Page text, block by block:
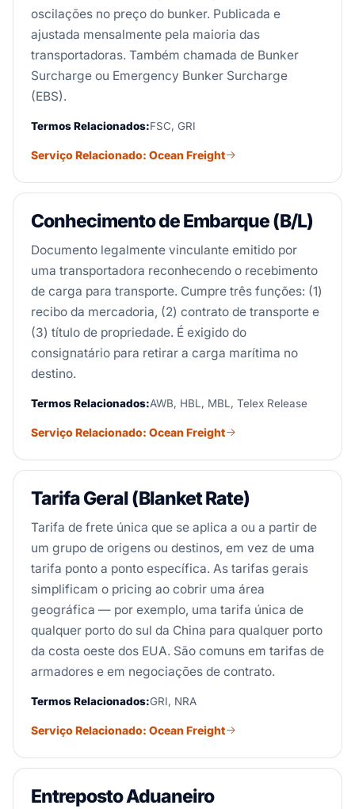
oscilações no preço do bunker. Publicada e
ajustada mensalmente pela maioria das
transportadoras. Também chamada de Bunker
Surcharge ou Emergency Bunker Surcharge
(EBS).
Termos Relacionados:FSC, GRI
Serviço Relacionado: Ocean Freight
Conhecimento de Embarque (B/L)
Documento legalmente vinculante emitido por
uma transportadora reconhecendo o recebimento
de carga para transporte. Cumpre três funções: (1)
recibo da mercadoria, (2) contrato de transporte e
(3) título de propriedade. É exigido do
consignatário para retirar a carga marítima no
destino.
Termos Relacionados:AWB, HBL, MBL, Telex Release
Serviço Relacionado: Ocean Freight
Tarifa Geral (Blanket Rate)
Tarifa de frete única que se aplica a ou a partir de
um grupo de origens ou destinos, em vez de uma
tarifa ponto a ponto específica. As tarifas gerais
simplificam o pricing ao cobrir uma área
geográfica — por exemplo, uma tarifa única de
qualquer porto do sul da China para qualquer porto
da costa oeste dos EUA. São comuns em tarifas de
armadores e em negociações de contrato.
Termos Relacionados:GRI, NRA
Serviço Relacionado: Ocean Freight
Entreposto Aduaneiro